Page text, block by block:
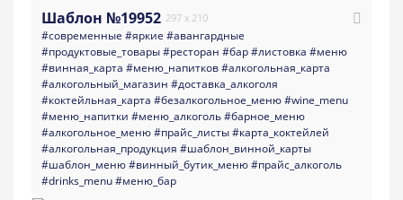
Шаблон №19952 297 x 210
#современные #яркие #авангардные
#продуктовые_товары#ресторан #бар#листовка #меню
#винная_карта #меню_напитков#алкогольная_карта
#алкогольный_магазин #доставка_алкоголя
#коктейльная_карта #безалкогольное_меню#wine_menu
#меню_напитки #меню_алкоголь#барное_меню
#алкогольное_меню#прайс_листы#карта_коктейлей
#алкогольная_продукция #шаблон_винной_карты
#шаблон_меню#винный_бутик_меню#прайс_алкоголь
#drinks_menu#меню_бар